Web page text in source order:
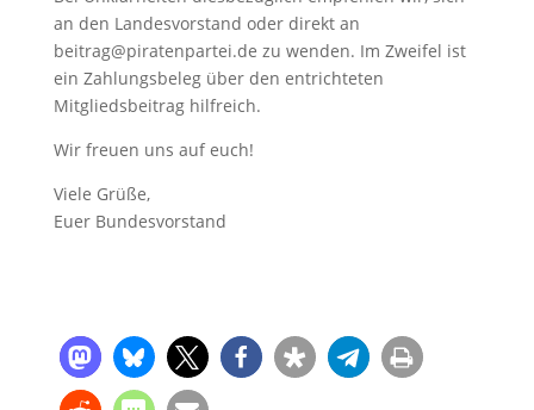
an den Landesvorstand oder direkt an
beitrag@piratenpartei.de zu wenden. Im Zweifel ist
ein Zahlungsbeleg über den entrichteten
Mitgliedsbeitrag hilfreich.
Wir freuen uns auf euch!
Viele Grüße,
Euer Bundesvorstand